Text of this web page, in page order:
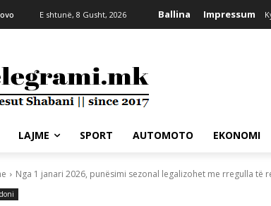
E shtunë, 8 Gusht, 2026 Ballina Impressum
LAJME SPORT AUTOMOTO EKONOMI
Nga 1 janari 2026, punësimi sezonal legalizohet me rregulla të